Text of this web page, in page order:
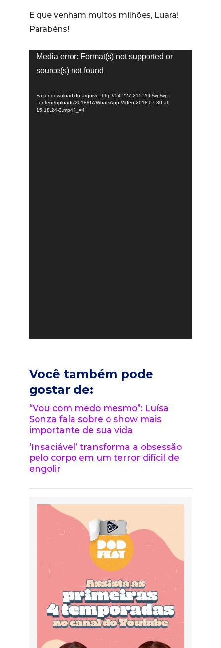
E que venham muitos milhões, Luara!
Parabéns!
Tocador
de
Media error: Format(s) not supported or
source(s) not found
Fazer download do arquivo: http://54.227.215.206/wp/wp-
content/uploads/2018/07/WhatsApp-Video-2018-07-30-at-
15.18.24-3.mp4?_=4
Você também pode
gostar de:
“Vou com medo mesmo”: Luísa
Sonza fala sobre o show mais
importante de sua vida
‘Insaciável’ transforma a obsessão
pelo corpo em um terror difícil de
engolir